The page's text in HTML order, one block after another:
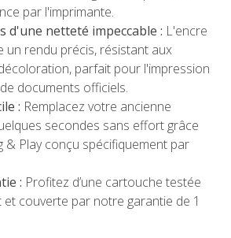
par l'imprimante.
d'une netteté impeccable : L'encre
un rendu précis, résistant aux
parfait pour l'impression
documents officiels.
: Remplacez votre ancienne
secondes sans effort grâce
& Play conçu spécifiquement par
: Profitez d’une cartouche testée
couverte par notre garantie de 1